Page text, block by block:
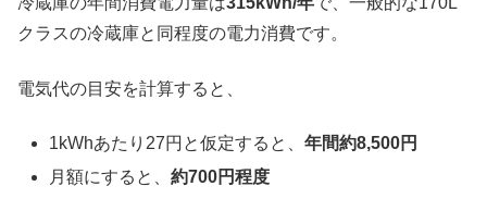
クラスの冷蔵庫と同程度の電力消費です。
電気代の目安を計算すると、
1kWhあたり27円と仮定すると、年間約8,500円
月額にすると、約700円程度